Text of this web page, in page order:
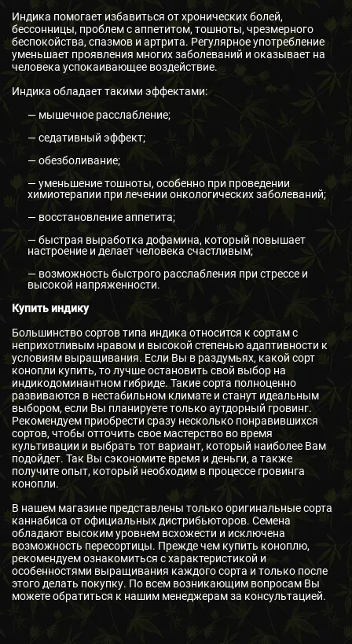
Индика помогает избавиться от хронических болей,
бессонницы, проблем с аппетитом, тошноты, чрезмерного
беспокойства, спазмов и артрита. Регулярное употребление
уменьшает проявления многих заболеваний и оказывает на
человека успокаивающее воздействие.
Индика обладает такими эффектами:
— мышечное расслабление;
— седативный эффект;
— обезболивание;
— уменьшение тошноты, особенно при проведении
химиотерапии при лечении онкологических заболеваний;
— восстановление аппетита;
— быстрая выработка дофамина, который повышает
настроение и делает человека счастливым;
— возможность быстрого расслабления при стрессе и
высокой напряженности.
Купить индику
Большинство сортов типа индика относится к сортам с
неприхотливым нравом и высокой степенью адаптивности к
условиям выращивания. Если Вы в раздумьях, какой сорт
конопли купить, то лучше остановить свой выбор на
индикодоминантном гибриде. Такие сорта полноценно
развиваются в нестабильном климате и станут идеальным
выбором, если Вы планируете только аутдорный гровинг.
Рекомендуем приобрести сразу несколько понравившихся
сортов, чтобы отточить свое мастерство во время
культивации и выбрать тот вариант, который наиболее Вам
подойдет. Так Вы сэкономите время и деньги, а также
получите опыт, который необходим в процессе гровинга
конопли.
В нашем магазине представлены только оригинальные сорта
каннабиса от официальных дистрибьюторов. Семена
обладают высоким уровнем всхожести и исключена
возможность пересортицы. Прежде чем купить коноплю,
рекомендуем ознакомиться с характеристикой и
особенностями выращивания каждого сорта и только после
этого делать покупку. По всем возникающим вопросам Вы
можете обратиться к нашим менеджерам за консультацией.